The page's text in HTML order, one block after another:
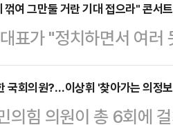
처리 미흡을 지적한 것
은 8일 국회에서 고위
민생·경제 법안 등의
했다"며 "입법 추진 상
꺾여 그만둘 거란 기대 접으라" 콘서
표가 "정치하면서 여
당당히 섰다"며 "제가
대를 접으시라"고 말
관에서 열린 자신의 토
국회의원?…이상휘 '찾아가는 의정
의힘 의원이 총 6회에